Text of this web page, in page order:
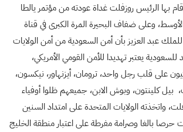
قام بها الرئيس روزفلت غداة عودته من مؤتمر يالطا
وعلى ضفاف البحيرة المرة الكبرى في قناة
عبد العزيز بأن أمن السعودية من أمن الولايات
يعتبر تهديدا للأمن القومي الأمريكي،
على قلب رجل واحد، ترومان، أيزنهاور، نيكسون،
بيل كلينتون، وبوش الابن، جميعهم ظلوا أوفياء
واتخذته الولايات المتحدة على امتداد السنين
بالغا وصرامة مفرطة على اعتبار منطقة الخليج